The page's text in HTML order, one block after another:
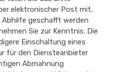
elektronischer Post mit,
geschafft werden
Sie zur Kenntnis: Die
Einschaltung eines
für den Diensteanbieter
Abmahnung